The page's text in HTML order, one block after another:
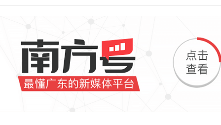
考场后直呼：“没遇到李华，
想你了，李华！”